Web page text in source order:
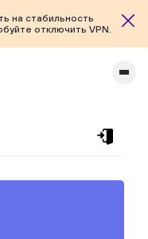
на стабильность
отключить VPN.